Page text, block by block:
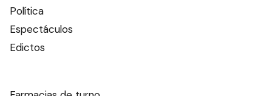
Política
Espectáculos
Edictos